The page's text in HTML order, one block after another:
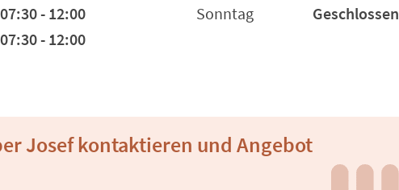
07:30 - 12:00
07:30 - 12:00
Sonntag
Geschlossen
Josef kontaktieren und Angebot